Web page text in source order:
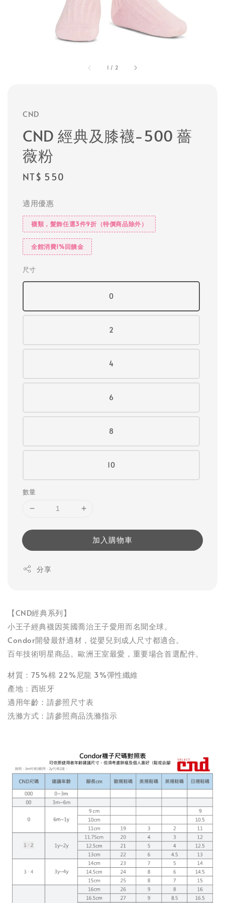
1 / 2
CND
CND 經典及膝襪-500 薔
薇粉
Regular
NT$ 550
適用優惠
襪類，髮飾任選3件9折（特價商品除外）
全館消費1%回饋金
尺寸
0
2
4
6
8
10
數量
加入購物車
分享
【CND經典系列】
小王子經典襪因英國喬治王子愛用而名聞全球。
Condor開發最舒適材，從嬰兒到成人尺寸都適合。
百年技術明星商品。歐洲王室最愛，重要場合首選配件。
材質：75%棉 22%尼龍 3%彈性纖維
產地：西班牙
適用年齡：請參照尺寸表
洗滌方式：請參照商品洗滌指示